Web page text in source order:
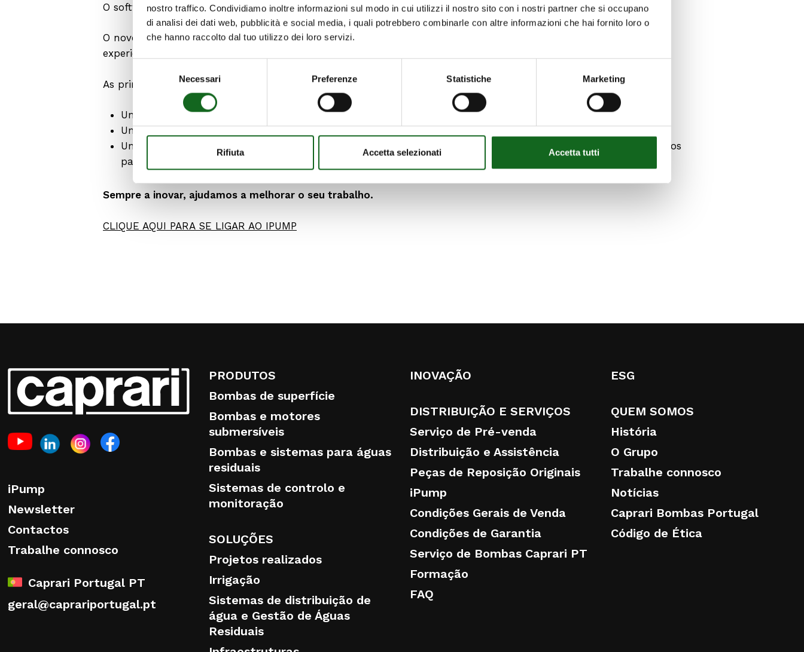
nostro traffico. Condividiamo inoltre informazioni sul modo in cui utilizzi il nostro sito con i nostri partner che si occupano
di analisi dei dati web, pubblicità e social media, i quali potrebbero combinarle con altre informazioni che hai fornito loro o
che hanno raccolto dal tuo utilizzo dei loro servizi.
Necessari Preferenze Statistiche Marketing
Rifiuta Accetta selezionati Accetta tutti
O software CAPRARI para visualização e download de ficheiros CAD relativos aos produtos foi renovado.
O novo interface, a atualização de todas as famílias de produtos e a integração de novas imagens melhoraram a
experiência do utilizador:
As principais novidades incluem:
Uma navegação mais simples graças ao novo menu, que permite explorar facilmente famílias/séries.
Uma seleção otimizada dos modelos.
Uma pré-visualização, mais ampla e funcional da imagem da bomba, com a inclusão de separadores dedicados
para selecionar e descarregar os formatos pretendidos.
Sempre a inovar, ajudamos a melhorar o seu trabalho.
CLIQUE AQUI PARA SE LIGAR AO IPUMP
iPump
Newsletter
Contactos
Trabalhe connosco
Caprari Portugal PT
geral@caprariportugal.pt
PRODUTOS
Bombas de superfície
Bombas e motores
submersíveis
Bombas e sistemas para águas
residuais
Sistemas de controlo e
monitoração
SOLUÇÕES
Projetos realizados
Irrigação
Sistemas de distribuição de
água e Gestão de Águas
Residuais
INOVAÇÃO
DISTRIBUIÇÃO E SERVIÇOS
Serviço de Pré-venda
Distribuição e Assistência
Peças de Reposição Originais
iPump
Condições Gerais de Venda
Condições de Garantia
Serviço de Bombas Caprari PT
Formação
FAQ
ESG
QUEM SOMOS
História
O Grupo
Trabalhe connosco
Notícias
Caprari Bombas Portugal
Código de Ética